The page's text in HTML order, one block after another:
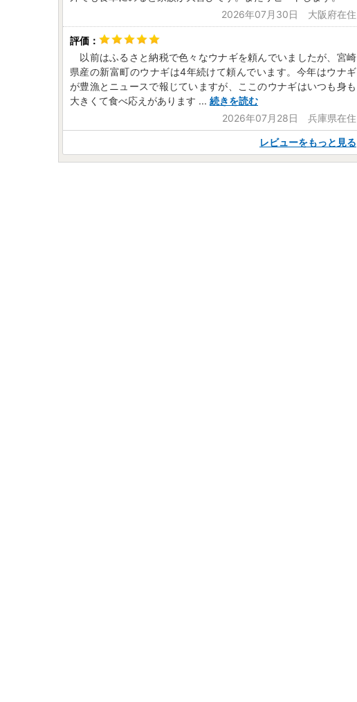
2026年07月30日 大阪府在住
以前はふるさと納税で色々なウナギを頼んでいましたが、宮崎
県産の新富町のウナギは4年続けて頼んでいます。今年はウナギ
が豊漁とニュースで報じていますが、ここのウナギはいつも身も
大きくて食べ応えがあります ... 続きを読む
2026年07月28日 兵庫県在住
レビューをもっと見る